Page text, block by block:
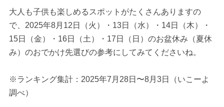
大人も子供も楽しめるスポットがたくさんありますの
で、2025年8月12日（火）・13日（水）・14日（木）・
15日（金）・16日（土）・17日（日）のお盆休み（夏休
み）のおでかけ先選びの参考にしてみてくださいね。
※ランキング集計：2025年7月28日〜8月3日（いこーよ
調べ）